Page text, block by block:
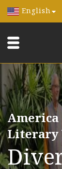
English
Literary